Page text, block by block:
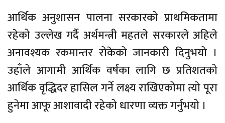
आर्थिक अनुशासन पालना सरकारको प्राथमिकतामा
रहेको उल्लेख गर्दै अर्थमन्त्री महतले सरकारले अहिले
अनावश्यक रकमान्तर रोकेको जानकारी दिनुभयो ।
उहाँले आगामी आर्थिक वर्षका लागि छ प्रतिशतको
आर्थिक वृद्धिदर हासिल गर्ने लक्ष्य राखिएकोमा त्यो पूरा
हुनेमा आफू आशावादी रहेको धारणा व्यक्त गर्नुभयो ।